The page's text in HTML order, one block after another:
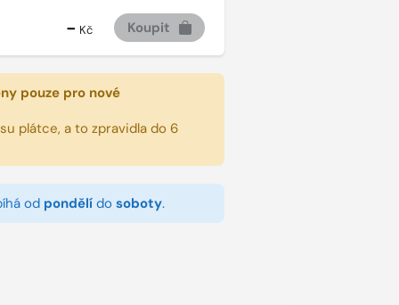
- Kč Koupit
pouze pro nové
plátce, a to zpravidla do 6
od pondělído soboty.